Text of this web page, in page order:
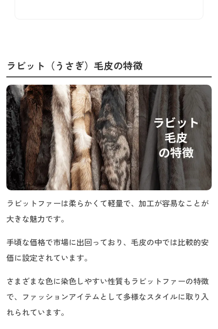
ラビット（うさぎ）毛皮の特徴
ラビットファーは柔らかくて軽量で、加工が容易なことが
大きな魅力です。
手頃な価格で市場に出回っており、毛皮の中では比較的安
価に設定されています。
さまざまな色に染色しやすい性質もラビットファーの特徴
で、ファッションアイテムとして多様なスタイルに取り入
れられています。